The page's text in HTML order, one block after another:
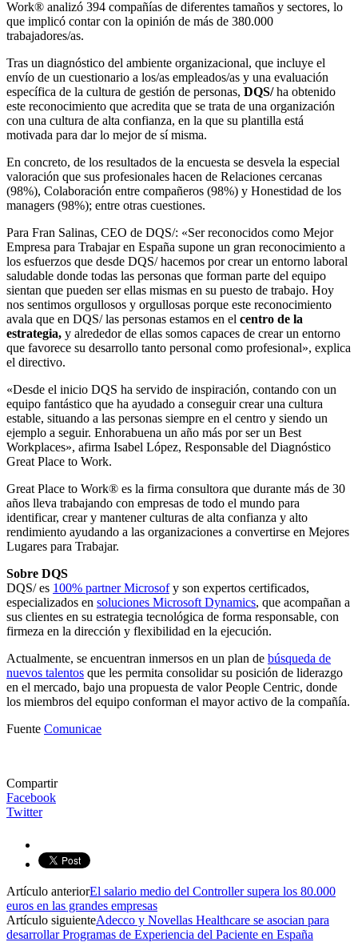
Work® analizó 394 compañías de diferentes tamaños y sectores, lo
que implicó contar con la opinión de más de 380.000
trabajadores/as.
Tras un diagnóstico del ambiente organizacional, que incluye el
envío de un cuestionario a los/as empleados/as y una evaluación
específica de la cultura de gestión de personas, DQS/ha obtenido
este reconocimiento que acredita que se trata de una organización
con una cultura de alta confianza, en la que su plantilla está
motivada para dar lo mejor de sí misma.
En concreto, de los resultados de la encuesta se desvela la especial
valoración que sus profesionales hacen de Relaciones cercanas
(98%), Colaboración entre compañeros (98%) y Honestidad de los
managers (98%); entre otras cuestiones.
Para Fran Salinas, CEO de DQS/: «Ser reconocidos como Mejor
Empresa para Trabajar en España supone un gran reconocimiento a
los esfuerzos que desde DQS/ hacemos por crear un entorno laboral
saludable donde todas las personas que forman parte del equipo
sientan que pueden ser ellas mismas en su puesto de trabajo. Hoy
nos sentimos orgullosos y orgullosas porque este reconocimiento
avala que en DQS/ las personas estamos en el centro de la
estrategia, y alrededor de ellas somos capaces de crear un entorno
que favorece su desarrollo tanto personal como profesional», explica
el directivo.
«Desde el inicio DQS ha servido de inspiración, contando con un
equipo fantástico que ha ayudado a conseguir crear una cultura
estable, situando a las personas siempre en el centro y siendo un
ejemplo a seguir. Enhorabuena un año más por ser un Best
Workplaces», afirma Isabel López, Responsable del Diagnóstico
Great Place to Work.
Great Place to Work® es la firma consultora que durante más de 30
años lleva trabajando con empresas de todo el mundo para
identificar, crear y mantener culturas de alta confianza y alto
rendimiento ayudando a las organizaciones a convertirse en Mejores
Lugares para Trabajar.
Sobre DQS
DQS/ es 100% partner Microsofy son expertos certificados,
especializados en soluciones Microsoft Dynamics, que acompañan a
sus clientes en su estrategia tecnológica de forma responsable, con
firmeza en la dirección y flexibilidad en la ejecución.
Actualmente, se encuentran inmersos en un plan de búsqueda de
nuevos talentos que les permita consolidar su posición de liderazgo
en el mercado, bajo una propuesta de valor People Centric, donde
los miembros del equipo conforman el mayor activo de la compañía.
Fuente Comunicae
Compartir
Facebook
Twitter
Artículo anteriorEl salario medio del Controller supera los 80.000
euros en las grandes empresas
Artículo siguienteAdecco y Novellas Healthcare se asocian para
desarrollar Programas de Experiencia del Paciente en España